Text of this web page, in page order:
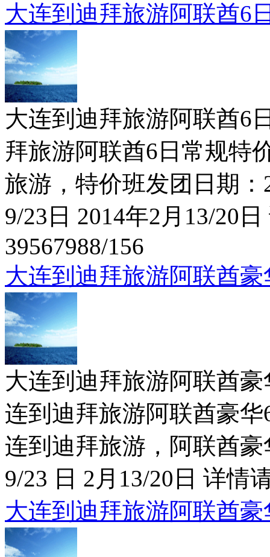
大连到迪拜旅游阿联酋6
大连到迪拜旅游阿联酋6
拜旅游阿联酋6日常规特
旅游，特价班发团日期：
9/23日 2014年2月13/20
39567988/156
大连到迪拜旅游阿联酋
大连到迪拜旅游阿联酋
连到迪拜旅游阿联酋豪
连到迪拜旅游，阿联酋
9/23 日 2月13/20日 详情
大连到迪拜旅游阿联酋